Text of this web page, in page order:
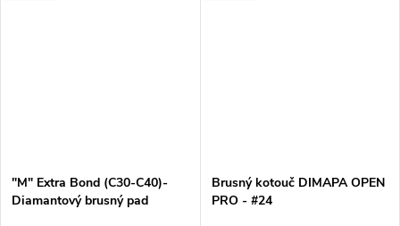
"M" Extra Bond (C30-C40)-
Diamantový brusný pad
Brusný kotouč DIMAPA OPEN
PRO - #24